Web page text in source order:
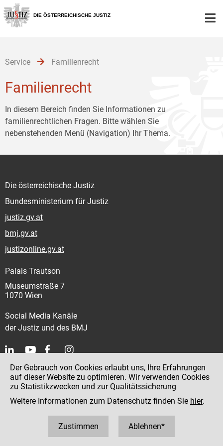
Zur
Hauptnavigation
[1]
Zum
Inhalt
[2]
Zum
Untermenü
[3]
DIE ÖSTERREICHISCHE JUSTIZ
Service Familienrecht
Familienrecht
In diesem Bereich finden Sie Informationen zu
familienrechtlichen Fragen. Bitte wählen Sie
nebenstehenden Menü (Navigation) Ihr Thema.
Die österreichische Justiz
Bundesministerium für Justiz
justiz.gv.at
bmj.gv.at
justizonline.gv.at
Palais Trautson
Museumstraße 7
1070 Wien
Social Media Kanäle
der Justiz und des BMJ
Kontakt
Impressum
Datenschutz
Hinweisgeber:innenplattform (für Mitarbeiter:innen)
Der Gebrauch von Cookies erlaubt uns, Ihre Erfahrungen
auf dieser Website zu optimieren. Wir verwenden Cookies
zu Statistikzwecken und zur Qualitätssicherung
Weitere Informationen zum Datenschutz finden Sie hier.
Zustimmen Ablehnen*